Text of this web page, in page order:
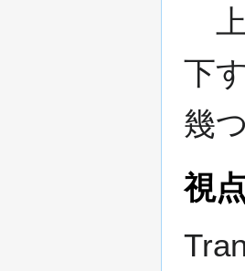
上
下
幾
視